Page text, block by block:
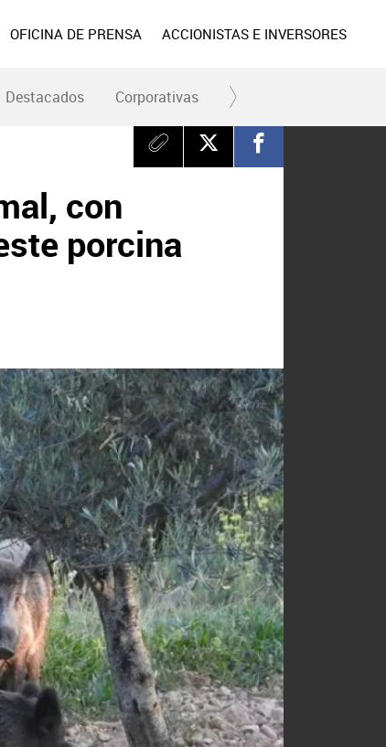
OFICINA DE PRENSA ACCIONISTAS E INVERSORES
Destacados Corporativas RC y Fundación
con
porcina